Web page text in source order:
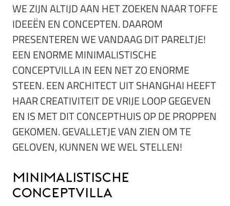
WE ZIJN ALTIJD AAN HET ZOEKEN NAAR TOFFE
IDEEËN EN CONCEPTEN. DAAROM
PRESENTEREN WE VANDAAG DIT PARELTJE!
EEN ENORME MINIMALISTISCHE
CONCEPTVILLA IN EEN NET ZO ENORME
STEEN. EEN ARCHITECT UIT SHANGHAI HEEFT
HAAR CREATIVITEIT DE VRIJE LOOP GEGEVEN
EN IS MET DIT CONCEPTHUIS OP DE PROPPEN
GEKOMEN. GEVALLETJE VAN ZIEN OM TE
GELOVEN, KUNNEN WE WEL STELLEN!
Minimalistische
conceptvilla